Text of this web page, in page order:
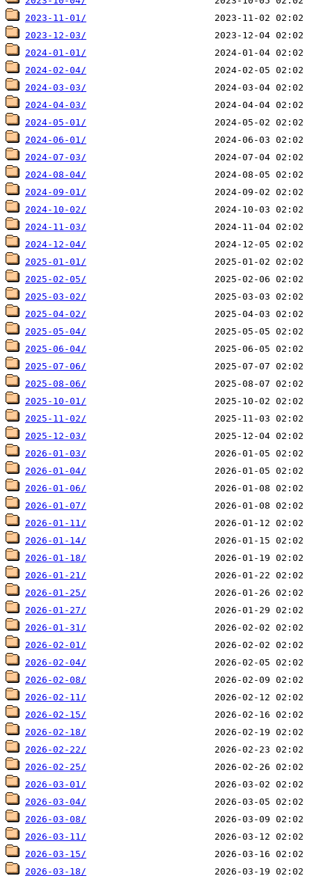
2023-11-01/
2023-12-03/
2024-01-01/
2024-02-04/
2024-03-03/
2024-04-03/
2024-05-01/
2024-06-01/
2024-07-03/
2024-08-04/
2024-09-01/
2024-10-02/
2024-11-03/
2024-12-04/
2025-01-01/
2025-02-05/
2025-03-02/
2025-04-02/
2025-05-04/
2025-06-04/
2025-07-06/
2025-08-06/
2025-10-01/
2025-11-02/
2025-12-03/
2026-01-03/
2026-01-04/
2026-01-06/
2026-01-07/
2026-01-11/
2026-01-14/
2026-01-18/
2026-01-21/
2026-01-25/
2026-01-27/
2026-01-31/
2026-02-01/
2026-02-04/
2026-02-08/
2026-02-11/
2026-02-15/
2026-02-18/
2026-02-22/
2026-02-25/
2026-03-01/
2026-03-04/
2026-03-08/
2026-03-11/
2026-03-15/
2026-03-18/